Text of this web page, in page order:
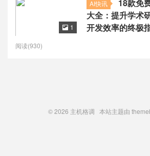
AI快讯
‌18款免
大全：提升学术
开发效率的终极
 1
阅读(930)
© 2026 主机格调 本站主题由